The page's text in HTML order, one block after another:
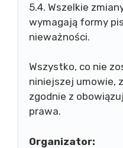
5.4. Wszelkie
wymagają formy
nieważności.
Wszystko, co nie
niniejszej umowie,
zgodnie z
prawa.
Organizator: